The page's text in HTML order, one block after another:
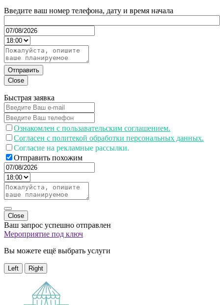
Введите ваш номер телефона, дату и время начала
Отправить
Close
Быстрая заявка
Ознакомлен с пользавательским соглашением.
Согласен с политекой обработки персональных данных.
Согласие на рекламные рассылки.
Отправить похожим
Close
Ваш запрос успешно отправлен
Мероприятие под ключ
Вы можете ещё выбрать услуги
Left Right